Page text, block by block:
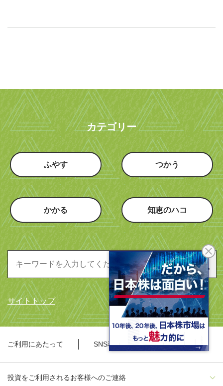
カテゴリー
ふやす つかう
かかる 知恵のハコ
サイトトップ
ご利用にあたって SNS利用規約
投資をご利用されるお客様へのご連絡